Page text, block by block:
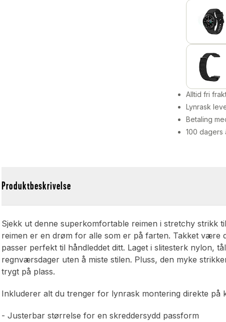
Alltid fri
Lynrask
Betaling
100 dagers
Produktbeskrivelse
Sjekk ut denne superkomfortable reimen i stretchy strikk
reimen er en drøm for alle som er på farten. Takket være
passer perfekt til håndleddet ditt. Laget i slitesterk nylon,
regnværsdager uten å miste stilen. Pluss, den myke
trygt på plass.
Inkluderer alt du trenger for lynrask montering direkte på
- Justerbar størrelse for en skreddersydd passform